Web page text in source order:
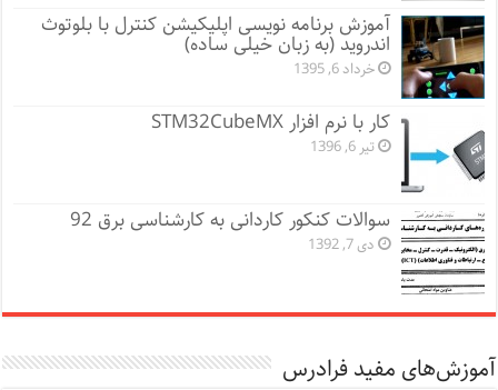
آموزش برنامه نویسی اپلیکیشن کنترل با بلوتوث
اندروید (به زبان خیلی ساده)
خرداد 6, 1395
کار با نرم افزار STM32CubeMX
تیر 6, 1396
سوالات کنکور کاردانی به کارشناسی برق 92
دی 7, 1392
آموزش‌های مفید فرادرس